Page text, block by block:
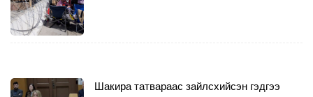
Шакира татвараас зайлсхийсэн гэдгээ